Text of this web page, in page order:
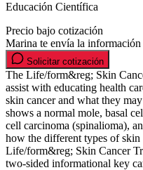
Educación Científica
Precio bajo cotización
Marina te envía la
Solicitar cotización
The Life/form&reg; Skin
assist with educating health
skin cancer and what they
shows a normal mole, basal
cell carcinoma (spinalioma),
how the different types of skin
Life/form&reg; Skin Cancer
two-sided informational key